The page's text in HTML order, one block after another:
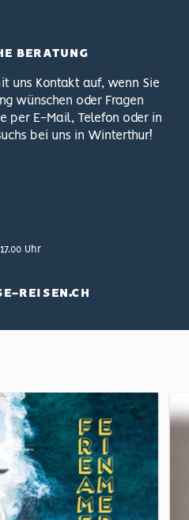
BERATUNG
uns Kontakt auf, wenn Sie
wünschen oder Fragen
per E-Mail, Telefon oder in
bei uns in Winterthur!
Uhr
REISEN.CH